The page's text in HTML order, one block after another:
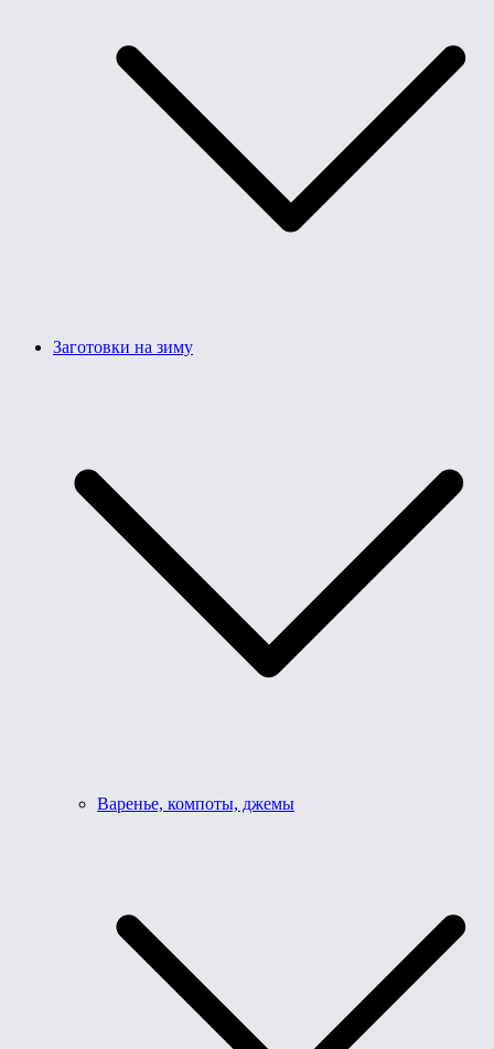
Заготовки на зиму
Варенье, компоты, джемы